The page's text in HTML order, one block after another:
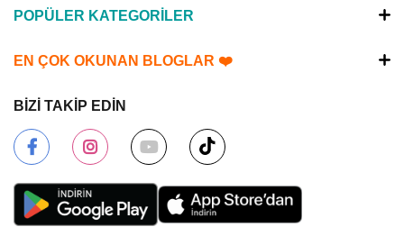
POPÜLER KATEGORİLER
EN ÇOK OKUNAN BLOGLAR ❤️
BİZİ TAKİP EDİN